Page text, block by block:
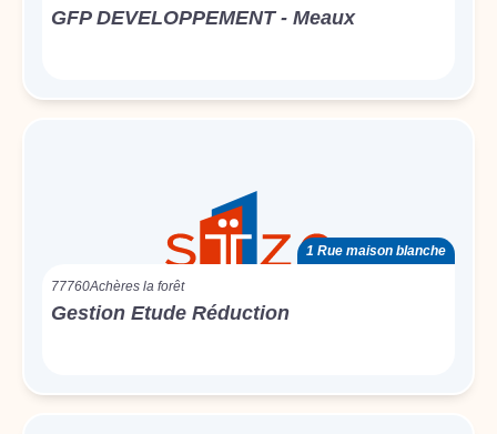
GFP DEVELOPPEMENT - Meaux
1 Rue maison blanche
77760Achères la forêt
Gestion Etude Réduction